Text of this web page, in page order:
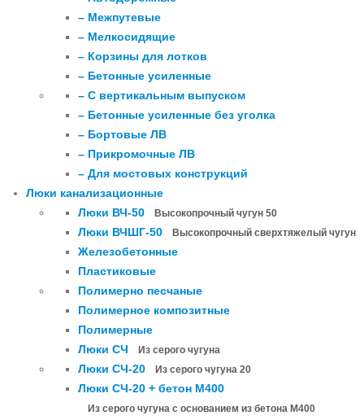
– Межпутевые
– Мелкосидящие
– Корзины для лотков
– Бетонные усиленные
– С вертикальным выпуском
– Бетонные усиленные без уголка
– Бортовые ЛВ
– Прикромочные ЛВ
– Для мостовых конструкций
Люки канализационные
Люки ВЧ-50
Высокопрочный чугун 50
Люки ВЧШГ-50 Высокопрочный сверхтяжелый чугун
Железобетонные
Пластиковые
Полимерно песчаные
Полимерное композитные
Полимерные
Люки СЧ
Из серого чугуна
Люки СЧ-20 Из серого чугуна 20
Люки СЧ-20 + бетон М400
Из серого чугуна с основанием из бетона М400